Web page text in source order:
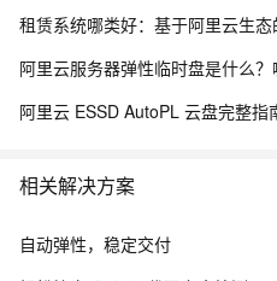
租赁系统哪类好：基于阿里云生
阿里云服务器弹性临时盘是什么？
相关解决方案
自动弹性，稳定交付